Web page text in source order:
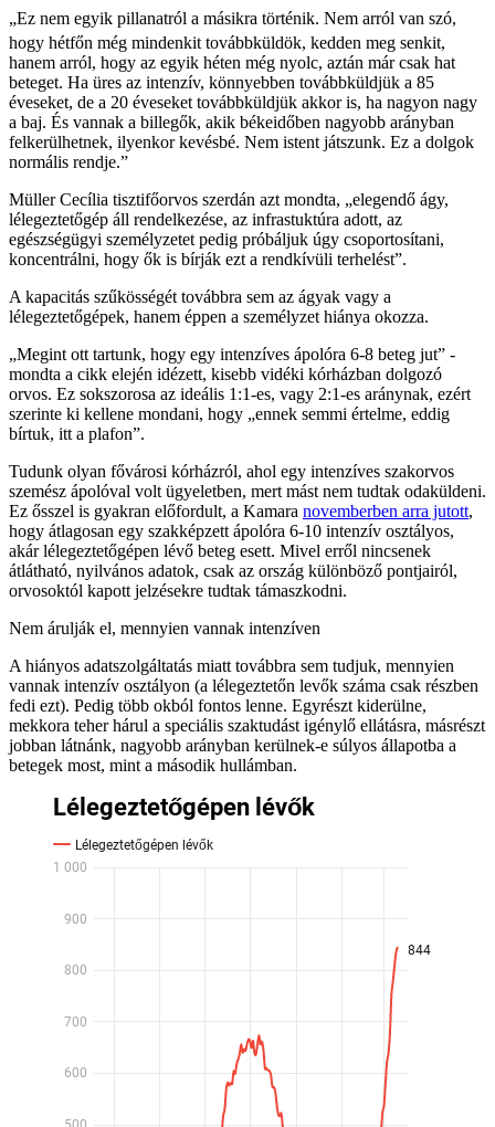
„Ez nem egyik pillanatról a másikra történik. Nem arról van szó,
hogy hétfőn még mindenkit továbbküldök, kedden meg senkit,
hanem arról, hogy az egyik héten még nyolc, aztán már csak hat
beteget. Ha üres az intenzív, könnyebben továbbküldjük a 85
éveseket, de a 20 éveseket továbbküldjük akkor is, ha nagyon nagy
a baj. És vannak a billegők, akik békeidőben nagyobb arányban
felkerülhetnek, ilyenkor kevésbé. Nem istent játszunk. Ez a dolgok
normális rendje.”
Müller Cecília tisztifőorvos szerdán azt mondta, „elegendő ágy,
lélegeztetőgép áll rendelkezése, az infrastuktúra adott, az
egészségügyi személyzetet pedig próbáljuk úgy csoportosítani,
koncentrálni, hogy ők is bírják ezt a rendkívüli terhelést”.
A kapacitás szűkösségét továbbra sem az ágyak vagy a
lélegeztetőgépek, hanem éppen a személyzet hiánya okozza.
„Megint ott tartunk, hogy egy intenzíves ápolóra 6-8 beteg jut” -
mondta a cikk elején idézett, kisebb vidéki kórházban dolgozó
orvos. Ez sokszorosa az ideális 1:1-es, vagy 2:1-es aránynak, ezért
szerinte ki kellene mondani, hogy „ennek semmi értelme, eddig
bírtuk, itt a plafon”.
Tudunk olyan fővárosi kórházról, ahol egy intenzíves szakorvos
szemész ápolóval volt ügyeletben, mert mást nem tudtak odaküldeni.
Ez ősszel is gyakran előfordult, a Kamara novemberben arra jutott,
hogy átlagosan egy szakképzett ápolóra 6-10 intenzív osztályos,
akár lélegeztetőgépen lévő beteg esett. Mivel erről nincsenek
átlátható, nyilvános adatok, csak az ország különböző pontjairól,
orvosoktól kapott jelzésekre tudtak támaszkodni.
Nem árulják el, mennyien vannak intenzíven
A hiányos adatszolgáltatás miatt továbbra sem tudjuk, mennyien
vannak intenzív osztályon (a lélegeztetőn levők száma csak részben
fedi ezt). Pedig több okból fontos lenne. Egyrészt kiderülne,
mekkora teher hárul a speciális szaktudást igénylő ellátásra, másrészt
jobban látnánk, nagyobb arányban kerülnek-e súlyos állapotba a
betegek most, mint a második hullámban.